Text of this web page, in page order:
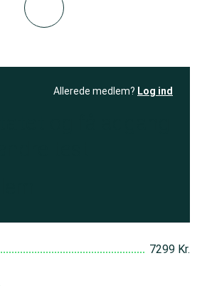
Allerede medlem? Log ind
7299 Kr.